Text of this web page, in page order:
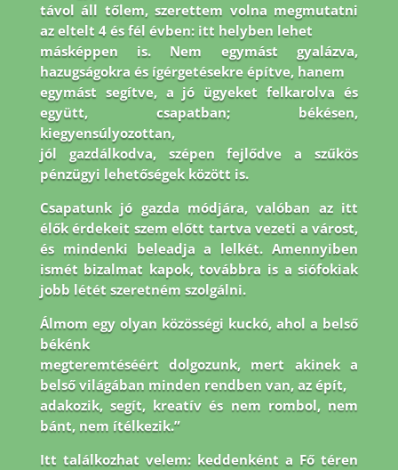
távol áll tőlem, szerettem volna megmutatni
az eltelt 4 és fél évben: itt helyben lehet
másképpen is. Nem egymást gyalázva,
hazugságokra és ígérgetésekre építve, hanem
egymást segítve, a jó ügyeket felkarolva és
együtt, csapatban; békésen,
kiegyensúlyozottan,
jól gazdálkodva, szépen fejlődve a szűkös
pénzügyi lehetőségek között is.
Csapatunk jó gazda módjára, valóban az itt
élők érdekeit szem előtt tartva vezeti a várost,
és mindenki beleadja a lelkét. Amennyiben
ismét bizalmat kapok, továbbra is a siófokiak
jobb létét szeretném szolgálni.
Álmom egy olyan közösségi kuckó, ahol a belső
békénk
megteremtéséért dolgozunk, mert akinek a
belső világában minden rendben van, az épít,
adakozik, segít, kreatív és nem rombol, nem
bánt, nem ítélkezik.”
Itt találkozhat velem: keddenként a Fő téren